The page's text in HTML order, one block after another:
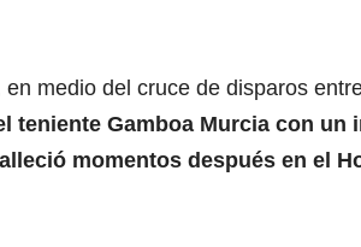
en medio del cruce de disparos
teniente Gamboa Murcia con un
momentos después en el